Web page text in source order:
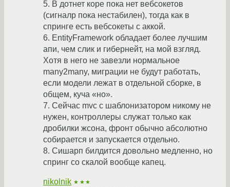
5. В дотнет коре пока нет вебсокетов
(сигналр пока нестабилен), тогда как в
спринге есть вебсокеты с аккой.
6. EntityFramework обладает более лучшим
апи, чем слик и гибернейт, на мой взгляд.
Хотя в него не завезли нормальное
many2many, миграции не будут работать,
если модели лежат в отдельной сборке, в
общем, куча «но».
7. Сейчас mvc с шаблонизатором никому не
нужен, контроллеры служат только как
дробилки жсона, фронт обычно абсолютно
собирается и запускается отдельно.
8. Сишарп билдится довольно медленно, но
спринг со скалой вообще капец.
nikolnik ★★★